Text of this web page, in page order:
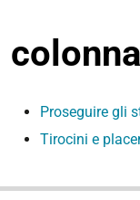
Proseguire gli
Tirocini e